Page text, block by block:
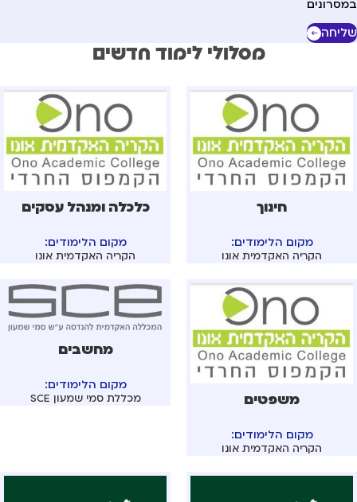
מסלולי לימוד חדשים
חינוך
מקום הלימודים:
הקריה האקדמית אונו
כלכלה ומנהל עסקים
מקום הלימודים:
הקריה האקדמית אונו
משפטים
מקום הלימודים:
הקריה האקדמית אונו
מחשבים
מקום הלימודים:
מכללת סמי שמעון SCE